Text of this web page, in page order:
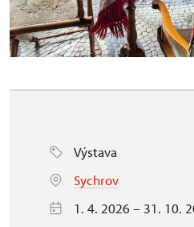
Výstava
Sychrov
1. 4. 2026 – 31. 10.